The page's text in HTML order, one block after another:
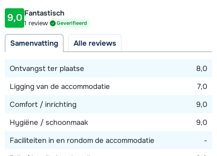
Afstand tot piste
4 kilometer
9,0 Fantastisch
1 review Geverifieerd
Samenvatting Alle reviews
Ontvangst ter plaatse
8,0
Ligging van de accommodatie
7,0
Comfort / inrichting
9,0
Hygiëne / schoonmaak
9,0
Faciliteiten in en rondom de accommodatie
-